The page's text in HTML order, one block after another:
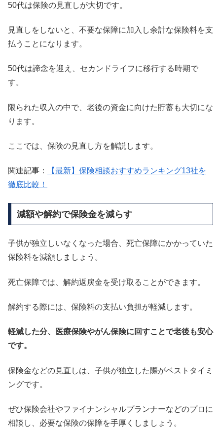
50代は保険の見直しが大切です。
見直しをしないと、不要な保障に加入し余計な保険料を支
払うことになります。
50代は諦念を迎え、セカンドライフに移行する時期で
す。
限られた収入の中で、老後の資金に向けた貯蓄も大切にな
ります。
ここでは、保険の見直し方を解説します。
関連記事：
【最新】保険相談おすすめランキング13社を
徹底比較！
減額や解約で保険金を減らす
子供が独立しいなくなった場合、死亡保障にかかっていた
保険料を減額しましょう。
死亡保障では、解約返戻金を受け取ることができます。
解約する際には、保険料の支払い負担が軽減します。
軽減した分、医療保険やがん保険に回すことで老後も安心
です。
保険金などの見直しは、子供が独立した際がベストタイミ
ングです。
ぜひ保険会社やファイナンシャルプランナーなどのプロに
相談し、必要な保険の保障を手厚くしましょう。